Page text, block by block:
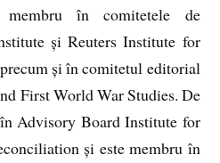
în comitetele de
și Reuters Institute for
și în comitetul editorial
First World War Studies. De
în Advisory Board Institute for
și este membru în